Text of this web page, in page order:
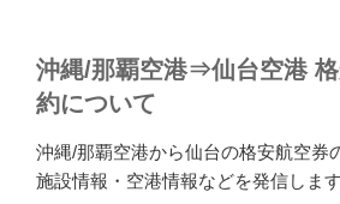
沖縄/那覇空港⇒仙台空港
約について
沖縄/那覇空港から仙台の格安航空券
施設情報・空港情報などを発信します